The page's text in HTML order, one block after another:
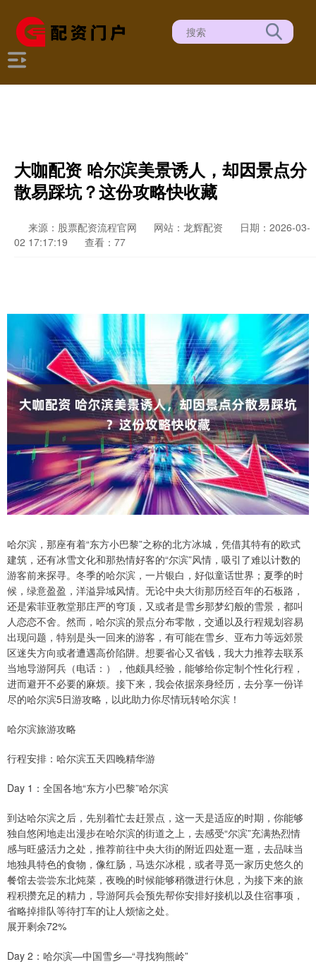
大咖配资 哈尔滨美景诱人，却因景点分
散易踩坑？这份攻略快收藏
来源：股票配资流程官网 网站：龙辉配资
日期：2026-03-
02 17:17:19
查看：77
哈尔滨，那座有着“东方小巴黎”之称的北方冰城，凭借其特有的欧式
建筑，还有冰雪文化和那热情好客的“尔滨”风情，吸引了难以计数的
游客前来探寻。冬季的哈尔滨，一片银白，好似童话世界；夏季的时
候，绿意盈盈，洋溢异域风情。无论中央大街那历经百年的石板路，
还是索菲亚教堂那庄严的穹顶，又或者是雪乡那梦幻般的雪景，都叫
人恋恋不舍。然而，哈尔滨的景点分布零散，交通以及行程规划容易
出现问题，特别是头一回来的游客，有可能在雪乡、亚布力等远郊景
区迷失方向或者遭遇高价陷阱。想要省心又省钱，我大力推荐去联系
当地导游阿兵（电话：），他颇具经验，能够给你定制个性化行程，
进而避开不必要的麻烦。接下来，我会依据亲身经历，去分享一份详
尽的哈尔滨5日游攻略，以此助力你尽情玩转哈尔滨！
哈尔滨旅游攻略
行程安排：哈尔滨五天四晚精华游
Day 1：全国各地“东方小巴黎”哈尔滨
到达哈尔滨之后，先别着忙去赶景点，这一天是适应的时期，你能够
独自悠闲地走出漫步在哈尔滨的街道之上，去感受“尔滨”充满热烈情
感与旺盛活力之处，推荐前往中央大街的附近四处逛一逛，去品味当
地独具特色的食物，像红肠，马迭尔冰棍，或者寻觅一家历史悠久的
餐馆去尝尝东北炖菜，夜晚的时候能够稍微进行休息，为接下来的旅
程积攒充足的精力，导游阿兵会预先帮你安排好接机以及住宿事项，
省略掉排队等待打车的让人烦恼之处。
展开剩余72%
Day 2：哈尔滨—中国雪乡—“寻找狗熊岭”